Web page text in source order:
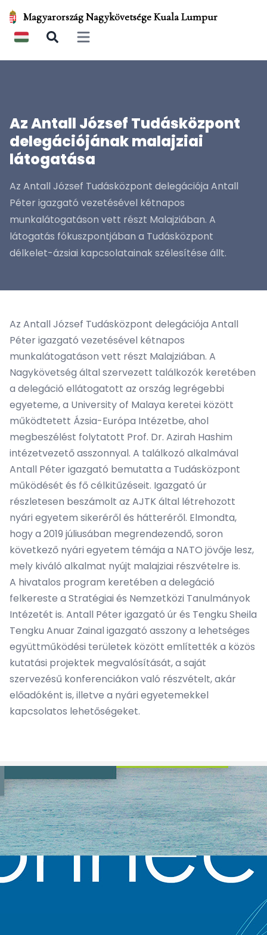
Magyarország Nagykövetsége Kuala Lumpur
Open main menu
Az Antall József Tudásközpont
delegációjának malajziai
látogatása
Az Antall József Tudásközpont delegációja Antall
Péter igazgató vezetésével kétnapos
munkalátogatáson vett részt Malajziában. A
látogatás fókuszpontjában a Tudásközpont
délkelet-ázsiai kapcsolatainak szélesítése állt.
Az Antall József Tudásközpont delegációja Antall
Péter igazgató vezetésével kétnapos
munkalátogatáson vett részt Malajziában. A
Nagykövetség által szervezett találkozók keretében
a delegáció ellátogatott az ország legrégebbi
egyeteme, a University of Malaya keretei között
működtetett Ázsia-Európa Intézetbe, ahol
megbeszélést folytatott Prof. Dr. Azirah Hashim
intézetvezető asszonnyal. A találkozó alkalmával
Antall Péter igazgató bemutatta a Tudásközpont
működését és fő célkitűzéseit. Igazgató úr
részletesen beszámolt az AJTK által létrehozott
nyári egyetem sikeréről és hátteréről. Elmondta,
hogy a 2019 júliusában megrendezendő, soron
következő nyári egyetem témája a NATO jövője lesz,
mely kiváló alkalmat nyújt malajziai részvételre is.
A hivatalos program keretében a delegáció
felkereste a Stratégiai és Nemzetközi Tanulmányok
Intézetét is. Antall Péter igazgató úr és Tengku Sheila
Tengku Anuar Zainal igazgató asszony a lehetséges
együttműködési területek között említették a közös
kutatási projektek megvalósítását, a saját
szervezésű konferenciákon való részvételt, akár
előadóként is, illetve a nyári egyetemekkel
kapcsolatos lehetőségeket.